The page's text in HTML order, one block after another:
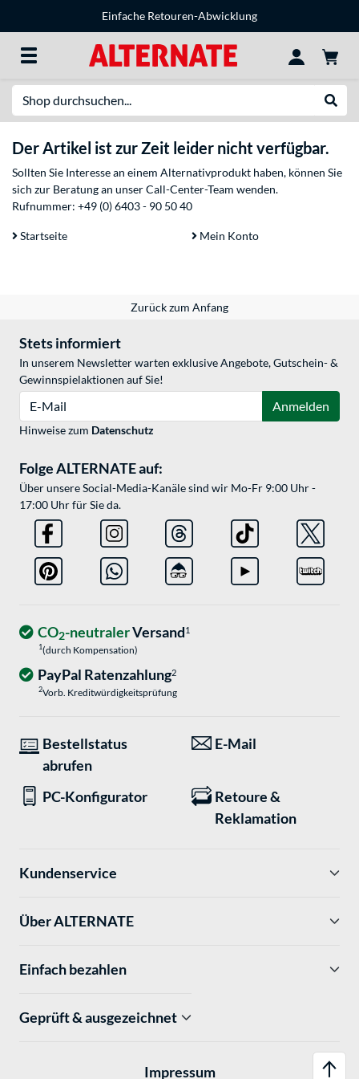
Einfache Retouren-Abwicklung
Der Artikel ist zur Zeit leider nicht verfügbar.
Sollten Sie Interesse an einem Alternativprodukt haben, können Sie
sich zur Beratung an unser Call-Center-Team wenden.
Rufnummer: +49 (0) 6403 - 90 50 40
Startseite Mein Konto
Zurück zum Anfang
Stets informiert
In unserem Newsletter warten exklusive Angebote, Gutschein- &
Gewinnspielaktionen auf Sie!
Anmelden
Hinweise zum Datenschutz
Folge ALTERNATE auf:
Über unsere Social-Media-Kanäle sind wir Mo-Fr 9:00 Uhr -
17:00 Uhr für Sie da.
CO2-neutralerVersand1
1(durch Kompensation)
PayPal Ratenzahlung2
2Vorb. Kreditwürdigkeitsprüfung
Bestellstatus
abrufen
E-Mail
PC-Konfigurator
Retoure &
Reklamation
Kundenservice
Über ALTERNATE
Einfach bezahlen
Geprüft & ausgezeichnet
Impressum